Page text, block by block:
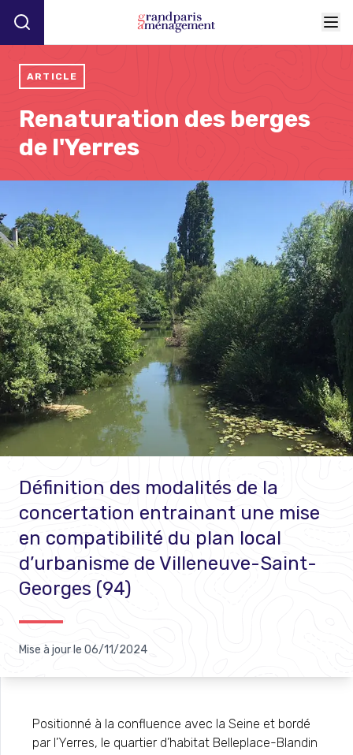
ARTICLE
Renaturation des berges
de l'Yerres
Définition des modalités de la
concertation entrainant une mise
en compatibilité du plan local
d’urbanisme de Villeneuve-Saint-
Georges (94)
Mise à jour le 06/11/2024
Positionné à la confluence avec la Seine et bordé
par l’Yerres, le quartier d’habitat Belleplace-Blandin